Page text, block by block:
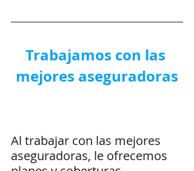
Trabajamos con las
mejores aseguradoras
Al trabajar con las mejores
aseguradoras, le ofrecemos